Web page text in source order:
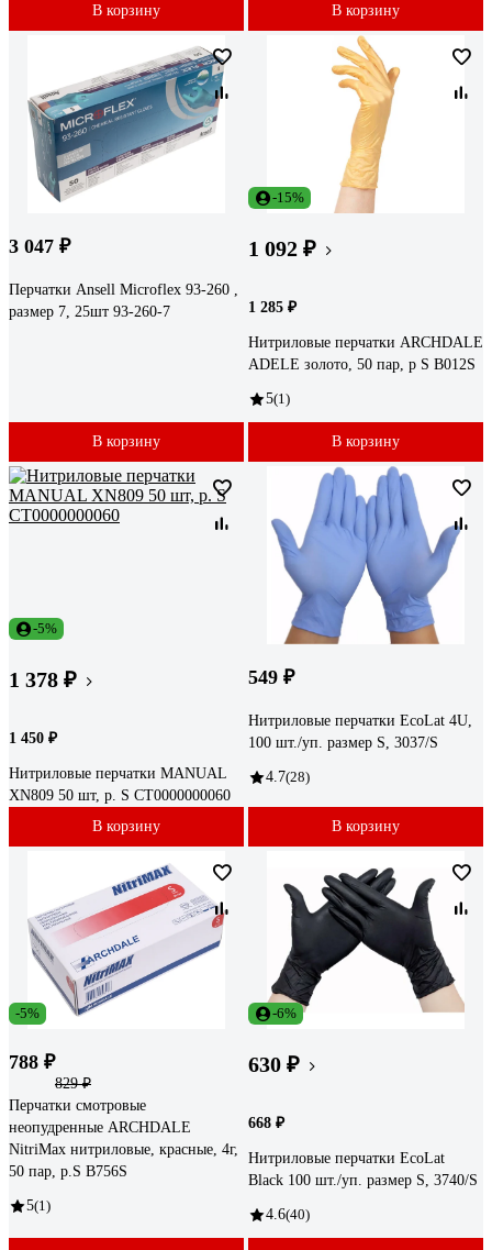
В корзину В корзину
3 047 ₽
Перчатки Ansell Microflex 93-260 ,
размер 7, 25шт 93-260-7
В корзину
-15%
1 092 ₽
1 285 ₽
Нитриловые перчатки ARCHDALE
ADELE золото, 50 пар, р S B012S
5(1)
В корзину
-5%
1 378 ₽
1 450 ₽
Нитриловые перчатки MANUAL
XN809 50 шт, р. S CТ0000000060
В корзину
549 ₽
Нитриловые перчатки EcoLat 4U,
100 шт./уп. размер S, 3037/S
4.7(28)
В корзину
-5%
788 ₽
829 ₽
Перчатки смотровые
неопудренные ARCHDALE
NitriMax нитриловые, красные, 4г,
50 пар, р.S B756S
5(1)
-6%
630 ₽
668 ₽
Нитриловые перчатки EcoLat
Black 100 шт./уп. размер S, 3740/S
4.6(40)